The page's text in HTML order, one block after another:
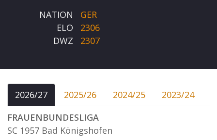
NATION
GER
ELO
2306
DWZ
2307
2026/27 2025/26 2024/25
2023/24
FRAUENBUNDESLIGA
SC 1957 Bad Königshofen